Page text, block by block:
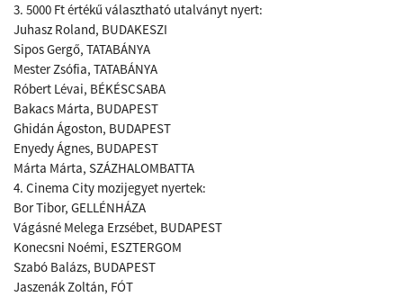
3. 5000 Ft értékű választható utalványt nyert:
Juhasz Roland, BUDAKESZI
Sipos Gergő, TATABÁNYA
Mester Zsófia, TATABÁNYA
Róbert Lévai, BÉKÉSCSABA
Bakacs Márta, BUDAPEST
Ghidán Ágoston, BUDAPEST
Enyedy Ágnes, BUDAPEST
Márta Márta, SZÁZHALOMBATTA
4. Cinema City mozijegyet nyertek:
Bor Tibor, GELLÉNHÁZA
Vágásné Melega Erzsébet, BUDAPEST
Konecsni Noémi, ESZTERGOM
Szabó Balázs, BUDAPEST
Jaszenák Zoltán, FÓT